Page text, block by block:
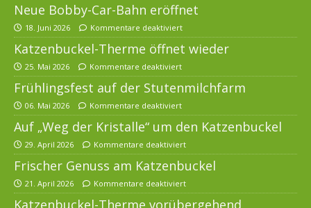
Neue Bobby-Car-Bahn eröffnet
18. Juni 2026 Kommentare deaktiviert
Katzenbuckel-Therme öffnet wieder
25. Mai 2026 Kommentare deaktiviert
Frühlingsfest auf der Stutenmilchfarm
06. Mai 2026 Kommentare deaktiviert
Auf „Weg der Kristalle“ um den Katzenbuckel
29. April 2026 Kommentare deaktiviert
Frischer Genuss am Katzenbuckel
21. April 2026 Kommentare deaktiviert
Katzenbuckel-Therme vorübergehend